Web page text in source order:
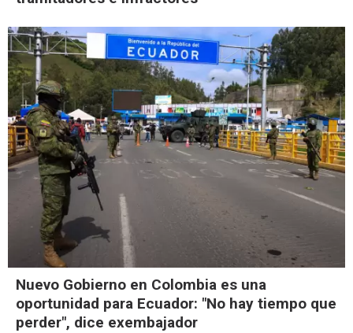
Nuevo Gobierno en Colombia es una
oportunidad para Ecuador: "No hay tiempo que
perder", dice exembajador